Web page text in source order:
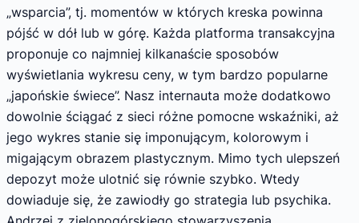
„wsparcia”, tj. momentów w których kreska powinna
pójść w dół lub w górę. Każda platforma transakcyjna
proponuje co najmniej kilkanaście sposobów
wyświetlania wykresu ceny, w tym bardzo popularne
„japońskie świece”. Nasz internauta może dodatkowo
dowolnie ściągać z sieci różne pomocne wskaźniki, aż
jego wykres stanie się imponującym, kolorowym i
migającym obrazem plastycznym. Mimo tych ulepszeń
depozyt może ulotnić się równie szybko. Wtedy
dowiaduje się, że zawiodły go strategia lub psychika.